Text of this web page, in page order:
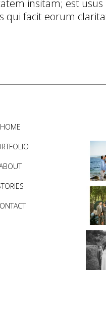
insitam; est usus
qui facit eorum
HOME